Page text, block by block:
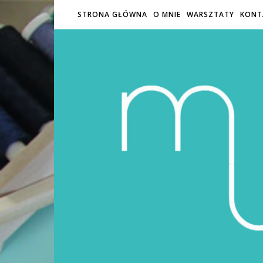
STRONA GŁÓWNA O MNIE WARSZTATY